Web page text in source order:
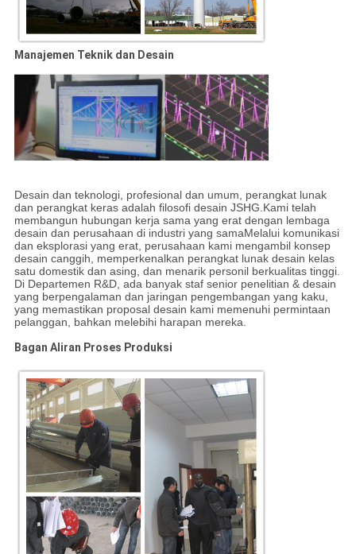
Manajemen Teknik dan Desain
Desain dan teknologi, profesional dan umum, perangkat lunak
dan perangkat keras adalah filosofi desain JSHG.Kami telah
membangun hubungan kerja sama yang erat dengan lembaga
desain dan perusahaan di industri yang samaMelalui komunikasi
dan eksplorasi yang erat, perusahaan kami mengambil konsep
desain canggih, memperkenalkan perangkat lunak desain kelas
satu domestik dan asing, dan menarik personil berkualitas tinggi.
Di Departemen R&D, ada banyak staf senior penelitian & desain
yang berpengalaman dan jaringan pengembangan yang kaku,
yang memastikan proposal desain kami memenuhi permintaan
pelanggan, bahkan melebihi harapan mereka.
Bagan Aliran Proses Produksi